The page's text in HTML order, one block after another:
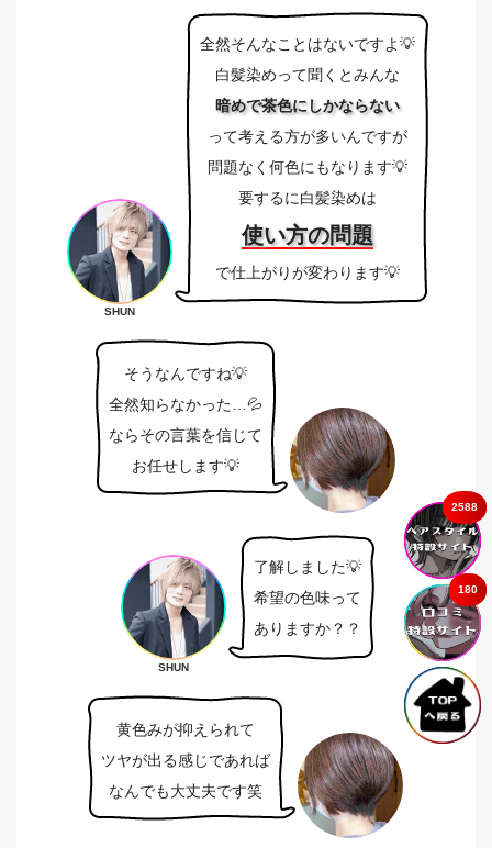
SHUN
全然そんなことはないですよ💡
白髪染めって聞くとみんな
暗めで茶色にしかならない
って考える方が多いんですが
問題なく何色にもなります💡
要するに白髪染めは
使い方の問題
で仕上がりが変わります💡
そうなんですね💡
全然知らなかった…💦
ならその言葉を信じて
お任せします💡
SHUN
了解しました💡
希望の色味って
ありますか？？
黄色みが抑えられて
ツヤが出る感じであれば
なんでも大丈夫です笑
180
2588